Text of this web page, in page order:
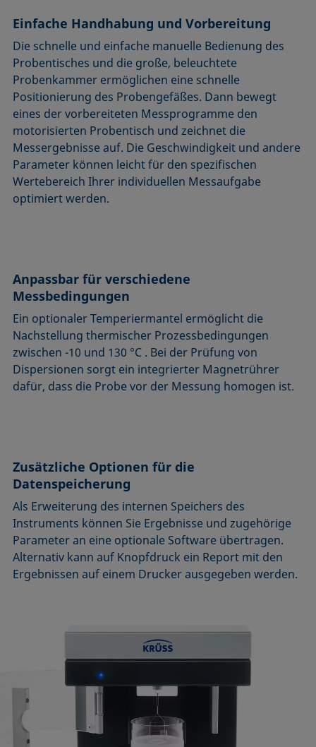
Einfache Handhabung und Vorbereitung
Die schnelle und einfache manuelle Bedienung des
Probentisches und die große, beleuchtete
Probenkammer ermöglichen eine schnelle
Positionierung des Probengefäßes. Dann bewegt
eines der vorbereiteten Messprogramme den
motorisierten Probentisch und zeichnet die
Messergebnisse auf. Die Geschwindigkeit und andere
Parameter können leicht für den spezifischen
Wertebereich Ihrer individuellen Messaufgabe
optimiert werden.
Anpassbar für verschiedene
Messbedingungen
Ein optionaler Temperiermantel ermöglicht die
Nachstellung thermischer Prozessbedingungen
zwischen -10 und 130 °C . Bei der Prüfung von
Dispersionen sorgt ein integrierter Magnetrührer
dafür, dass die Probe vor der Messung homogen ist.
Zusätzliche Optionen für die
Datenspeicherung
Als Erweiterung des internen Speichers des
Instruments können Sie Ergebnisse und zugehörige
Parameter an eine optionale Software übertragen.
Alternativ kann auf Knopfdruck ein Report mit den
Ergebnissen auf einem Drucker ausgegeben werden.